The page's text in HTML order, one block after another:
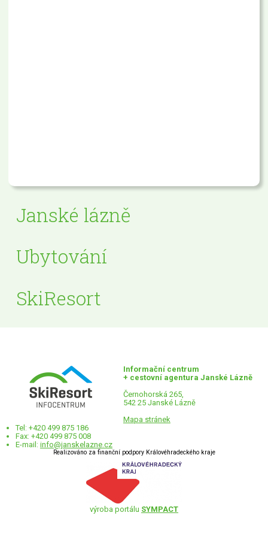
Janské lázně
Ubytování
SkiResort
Informační centrum
+ cestovní agentura Janské Lázně
Černohorská 265,
542 25 Janské Lázně
Mapa stránek
Tel: +420 499 875 186
Fax: +420 499 875 008
E-mail: info@janskelazne.cz
Realizováno za finanční podpory Královéhradeckého kraje
výroba portálu SYMPACT